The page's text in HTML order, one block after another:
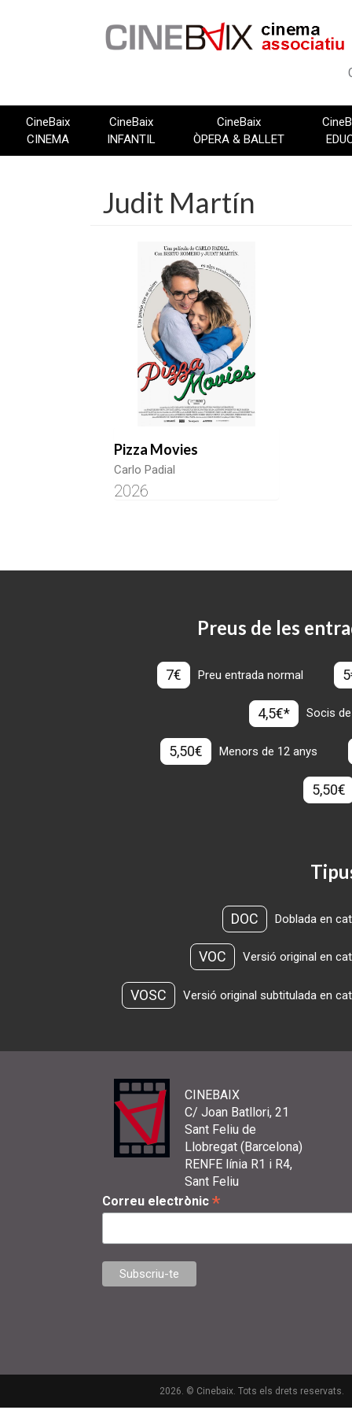
CineBaix
CINEMA
CineBaix
INFANTIL
CineBaix
ÒPERA & BALLET
Judit Martín
Pizza Movies
Carlo Padial
2026
Preus de les
7€ Preu entrada normal
4,5€* Socis
5,50€ Menors de 12 anys
5,50€
DOC Doblada en
VOC Versió original en
VOSC Versió original subtitulada en
CINEBAIX
C/ Joan Batllori, 21
Sant Feliu de
Llobregat (Barcelona)
RENFE línia R1 i R4,
Sant Feliu
Correu electrònic *
2026. © Cinebaix. Tots els drets reservats.